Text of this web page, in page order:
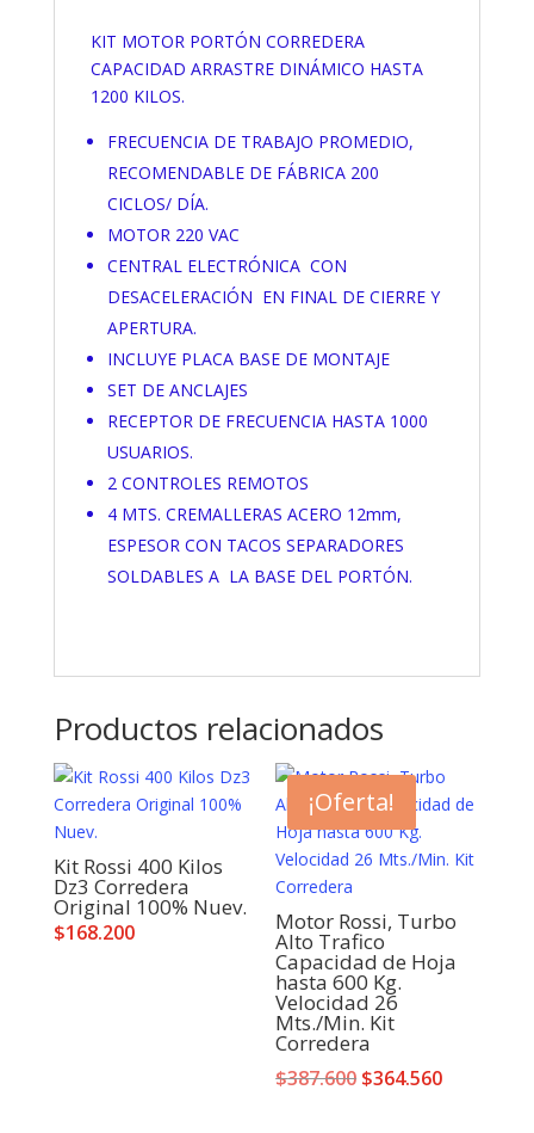
KIT MOTOR PORTÓN CORREDERA
CAPACIDAD ARRASTRE DINÁMICO HASTA
1200 KILOS.
FRECUENCIA DE TRABAJO PROMEDIO,
RECOMENDABLE DE FÁBRICA 200
CICLOS/ DÍA.
MOTOR 220 VAC
CENTRAL ELECTRÓNICA CON
DESACELERACIÓN EN FINAL DE CIERRE Y
APERTURA.
INCLUYE PLACA BASE DE MONTAJE
SET DE ANCLAJES
RECEPTOR DE FRECUENCIA HASTA 1000
USUARIOS.
2 CONTROLES REMOTOS
4 MTS. CREMALLERAS ACERO 12mm,
ESPESOR CON TACOS SEPARADORES
SOLDABLES A LA BASE DEL PORTÓN.
Productos relacionados
Kit Rossi 400 Kilos
Dz3 Corredera
Original 100% Nuev.
$168.200
¡Oferta!
Motor Rossi, Turbo
Alto Trafico
Capacidad de Hoja
hasta 600 Kg.
Velocidad 26
Mts./Min. Kit
Corredera
$387.600 El
$364.560El